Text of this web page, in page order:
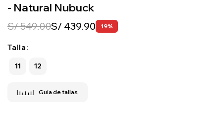
- Natural Nubuck
S/ 439.90
S/549.00 19
Talla:
11 12